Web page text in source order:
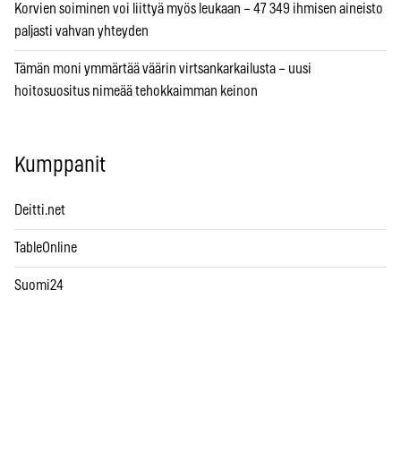
Korvien soiminen voi liittyä myös leukaan – 47 349 ihmisen aineisto
paljasti vahvan yhteyden
Tämän moni ymmärtää väärin virtsankarkailusta – uusi
hoitosuositus nimeää tehokkaimman keinon
Kumppanit
Deitti.net
TableOnline
Suomi24